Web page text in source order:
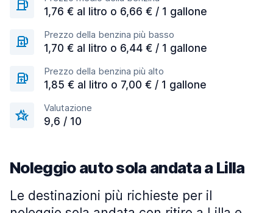
1,76 € al litro o 6,66 € / 1 gallone
Prezzo della benzina più basso
1,70 € al litro o 6,44 € / 1 gallone
Prezzo della benzina più alto
1,85 € al litro o 7,00 € / 1 gallone
Valutazione
9,6 / 10
Noleggio auto sola andata a Lilla
Le destinazioni più richieste per il